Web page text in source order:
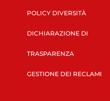
POLICY DIVERSITÀ
DICHIARAZIONE DI
TRASPARENZA
GESTIONE DEI RECLAMI